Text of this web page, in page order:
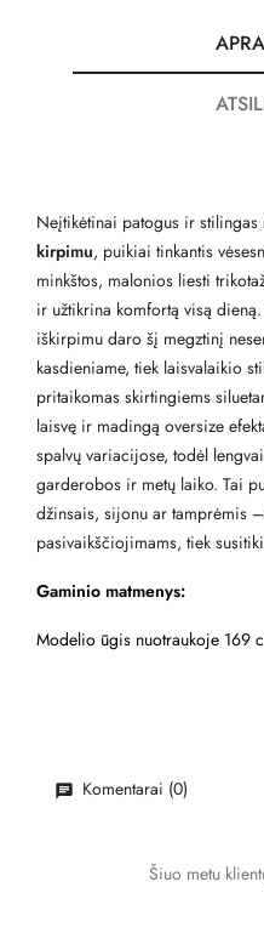
Neįtikėtinai patogus ir stilingas
kirpimu, puikiai tinkantis
minkštos, malonios liesti
ir užtikrina komfortą visą
iškirpimu daro šį megztinį
kasdieniame, tiek laisvalaikio
pritaikomas skirtingiems
laisvę ir madingą oversize
spalvų variacijose, todėl
garderobos ir metų laiko. Tai
džinsais, sijonu ar tamprėmis
pasivaikščiojimams, tiek
Gaminio matmenys:
Modelio ūgis nuotraukoje 169
Komentarai (0)
Šiuo metu